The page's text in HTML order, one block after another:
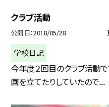
クラブ活動
公開日 2018/05/28
学校日記
今年度２回目のクラブ活動で
画を立てたりしていたので...